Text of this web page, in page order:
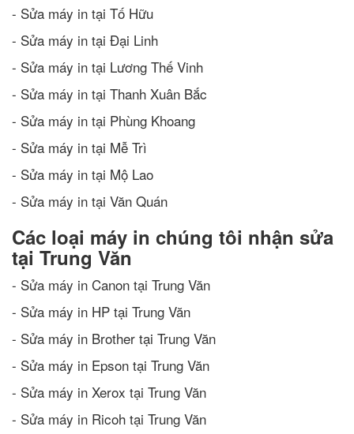
- Sửa máy in tại Tố Hữu
- Sửa máy in tại Đại Linh
- Sửa máy in tại Lương Thế Vinh
- Sửa máy in tại Thanh Xuân Bắc
- Sửa máy in tại Phùng Khoang
- Sửa máy in tại Mễ Trì
- Sửa máy in tại Mộ Lao
- Sửa máy in tại Văn Quán
Các loại máy in chúng tôi nhận sửa
tại Trung Văn
- Sửa máy in Canon tại Trung Văn
- Sửa máy in HP tại Trung Văn
- Sửa máy in Brother tại Trung Văn
- Sửa máy in Epson tại Trung Văn
- Sửa máy in Xerox tại Trung Văn
- Sửa máy in Ricoh tại Trung Văn